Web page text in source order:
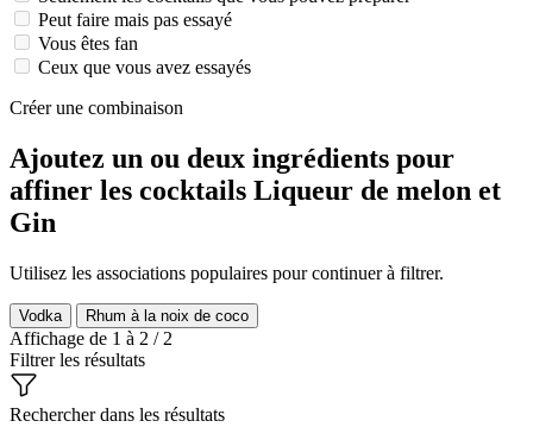
Peut faire mais pas essayé
Vous êtes fan
Ceux que vous avez essayés
Créer une combinaison
Ajoutez un ou deux ingrédients pour
affiner les cocktails Liqueur de melon et
Gin
Utilisez les associations populaires pour continuer à filtrer.
Vodka Rhum à la noix de coco
Affichage de 1 à 2 / 2
Filtrer les résultats
Rechercher dans les résultats